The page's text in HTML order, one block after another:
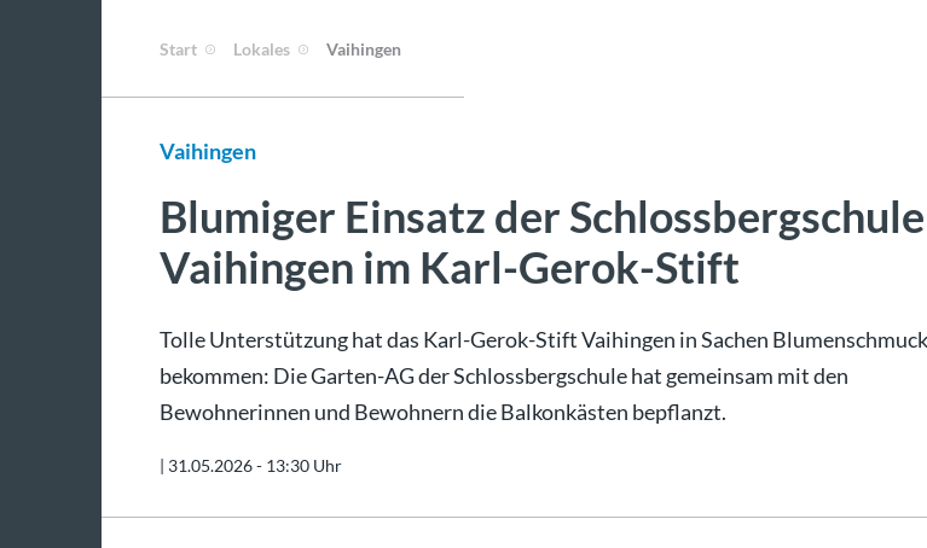
Start Lokales Vaihingen
Vaihingen
Blumiger Einsatz der Schlossbergschule
Vaihingen im Karl-Gerok-Stift
Tolle Unterstützung hat das Karl-Gerok-Stift Vaihingen in Sachen Blumenschmuck
bekommen: Die Garten-AG der Schlossbergschule hat gemeinsam mit den
Bewohnerinnen und Bewohnern die Balkonkästen bepflanzt.
| 31.05.2026 - 13:30 Uhr